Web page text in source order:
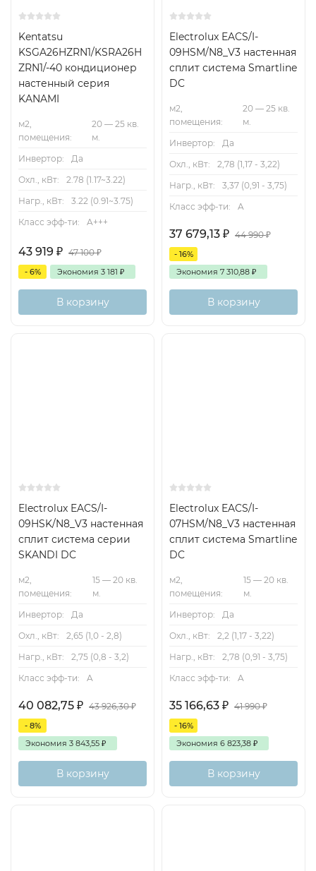
Kentatsu
KSGA26HZRN1/KSRA26H
ZRN1/-40 кондиционер
настенный серия
KANAMI
м2,
помещения:
20 — 25 кв.
м.
Инвертор:
Да
Охл., кВт:
2.78 (1.17~3.22)
Нагр., кВт:
3.22 (0.91~3.75)
Класс эфф-ти:
A+++
43 919 ₽ 47 100₽
- 6% Экономия 3 181 ₽
В корзину
Electrolux EACS/I-
09HSM/N8_V3 настенная
сплит система Smartline
DC
м2,
помещения:
20 — 25 кв.
м.
Инвертор:
Да
Охл., кВт:
2,78 (1,17 - 3,22)
Нагр., кВт:
3,37 (0,91 - 3,75)
Класс эфф-ти:
A
37 679,13 ₽ 44 990₽
- 16%
Экономия 7 310,88 ₽
В корзину
Electrolux EACS/I-
09HSK/N8_V3 настенная
сплит система серии
SKANDI DC
м2,
помещения:
15 — 20 кв.
м.
Инвертор:
Да
Охл., кВт:
2,65 (1,0 - 2,8)
Нагр., кВт:
2,75 (0,8 - 3,2)
Класс эфф-ти:
A
40 082,75 ₽ 43 926,30₽
- 8%
Экономия 3 843,55 ₽
В корзину
Electrolux EACS/I-
07HSM/N8_V3 настенная
сплит система Smartline
DC
м2,
помещения:
15 — 20 кв.
м.
Инвертор:
Да
Охл., кВт:
2,2 (1,17 - 3,22)
Нагр., кВт:
2,78 (0,91 - 3,75)
Класс эфф-ти:
A
35 166,63 ₽ 41 990₽
- 16%
Экономия 6 823,38 ₽
В корзину